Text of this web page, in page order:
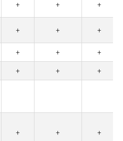
+ + +
+ + +
+ +
+
+ +
+
+ + +